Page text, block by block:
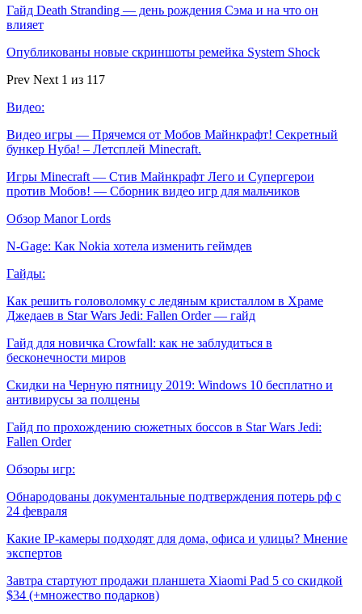
Гайд Death Stranding — день рождения Сэма и на что он
влияет
Опубликованы новые скриншоты ремейка System Shock
Prev Next 1 из 117
Видео:
Видео игры — Прячемся от Мобов Майнкрафт! Секретный
бункер Нуба! – Летсплей Minecraft.
Игры Minecraft — Стив Майнкрафт Лего и Супергерои
против Мобов! — Сборник видео игр для мальчиков
Обзор Manor Lords
N-Gage: Как Nokia хотела изменить геймдев
Гайды:
Как решить головоломку с ледяным кристаллом в Храме
Джедаев в Star Wars Jedi: Fallen Order — гайд
Гайд для новичка Crowfall: как не заблудиться в
бесконечности миров
Скидки на Черную пятницу 2019: Windows 10 бесплатно и
антивирусы за полцены
Гайд по прохождению сюжетных боссов в Star Wars Jedi:
Fallen Order
Обзоры игр:
Обнародованы документальные подтверждения потерь рф с
24 февраля
Какие IP-камеры подходят для дома, офиса и улицы? Мнение
экспертов
Завтра стартуют продажи планшета Xiaomi Pad 5 со скидкой
$34 (+множество подарков)